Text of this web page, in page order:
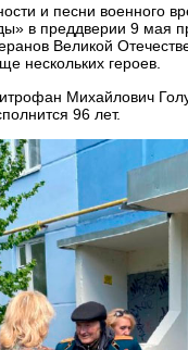
и песни военного
в преддверии 9 мая
Великой
нескольких героев.
Михайлович
96 лет.